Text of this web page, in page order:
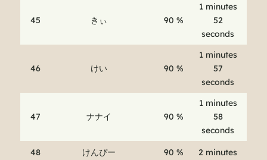
45 きぃ 90 %
1 minutes
52
seconds
46 けい 90 %
1 minutes
57
seconds
47 ナナイ 90 %
1 minutes
58
seconds
48 けんぴー 90 % 2 minutes